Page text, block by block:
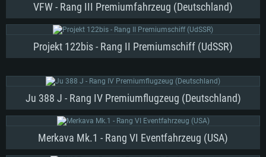
VFW - Rang III Premiumfahrzeug (Deutschland)
Projekt 122bis - Rang II Premiumschiff (UdSSR)
Ju 388 J - Rang IV Premiumflugzeug (Deutschland)
Merkava Mk.1 - Rang VI Eventfahrzeug (USA)